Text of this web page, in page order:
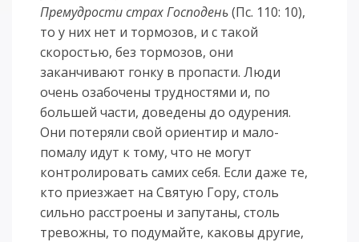
Премудрости страх Господень(Пс. 110: 10),
то у них нет и тормозов, и с такой
скоростью, без тормозов, они
заканчивают гонку в пропасти. Люди
очень озабочены трудностями и, по
большей части, доведены до одурения.
Они потеряли свой ориентир и мало-
помалу идут к тому, что не могут
контролировать самих себя. Если даже те,
кто приезжает на Святую Гору, столь
сильно расстроены и запутаны, столь
тревожны, то подумайте, каковы другие,